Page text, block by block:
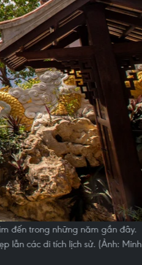
đến trong những năm gần đây.
lẫn các di tích lịch sử. (Ảnh: Minh